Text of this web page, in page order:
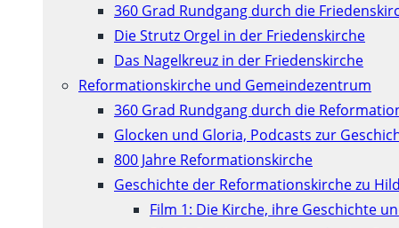
360 Grad Rundgang durch die
Die Strutz Orgel in der Friedenskirche
Das Nagelkreuz in der Friedenskirche
Reformationskirche und Gemeindezentrum
360 Grad Rundgang durch die
Glocken und Gloria, Podcasts zur
800 Jahre Reformationskirche
Geschichte der Reformationskirche zu
Film 1: Die Kirche, ihre Geschichte